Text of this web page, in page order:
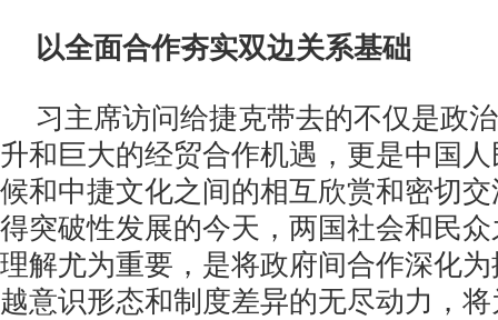
以全面合作夯实双边关系基础
习主席访问给捷克带去的不仅是政
升和巨大的经贸合作机遇，更是中国
候和中捷文化之间的相互欣赏和密切
得突破性发展的今天，两国社会和民
理解尤为重要，是将政府间合作深化
越意识形态和制度差异的无尽动力，